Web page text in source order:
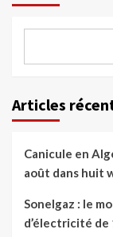
Articles
Canicule en
août dans huit
Sonelgaz : le
d’électricité de